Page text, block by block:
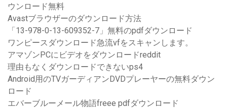
ウンロード無料
Avastブラウザーのダウンロード方法
「13-978-0-13-609352-7」無料のpdfダウンロード
ワンピースダウンロード急流vfをスキャンします。
アマゾンPCにビデオをダウンロードreddit
理由もなくダウンロードできないps4
Android用のTVガーディアンDVDプレーヤーの無料ダウン
ロード
エバーブルーメール物語freee pdfダウンロード